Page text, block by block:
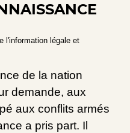
l'information légale et
de la nation
demande, aux
aux conflits armés
a pris part. Il